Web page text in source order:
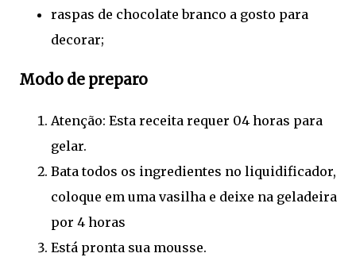
raspas de chocolate branco a gosto para
decorar;
Modo de preparo
Atenção: Esta receita requer 04 horas para
gelar.
Bata todos os ingredientes no liquidificador,
coloque em uma vasilha e deixe na geladeira
por 4 horas
Está pronta sua mousse.